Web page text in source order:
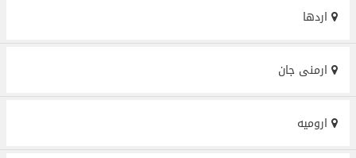
اردها
ارمنی جان
ارومیه